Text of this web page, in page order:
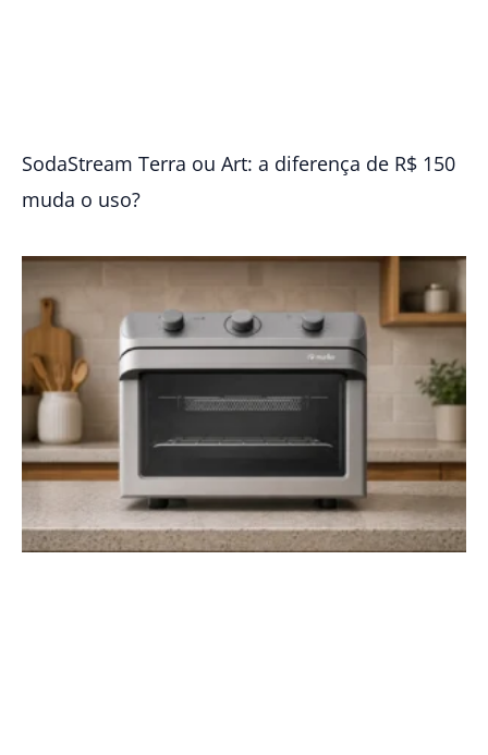
SodaStream Terra ou Art: a diferença de R$ 150
muda o uso?